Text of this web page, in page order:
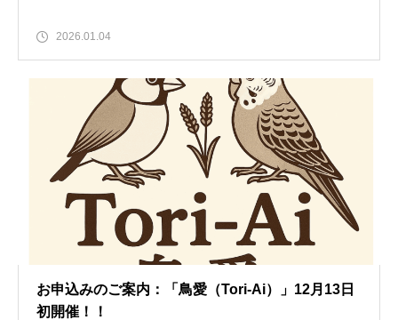
2026.01.04
お申込みのご案内：「鳥愛（Tori-Ai）」12月13日
初開催！！